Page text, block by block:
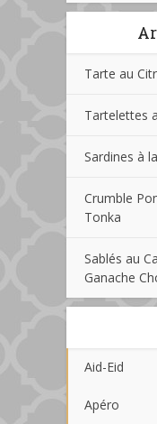
Tarte au
Tartelettes
Sardines à
Crumble
Tonka
Sablés au
Ganache
Aid-Eid
Apéro